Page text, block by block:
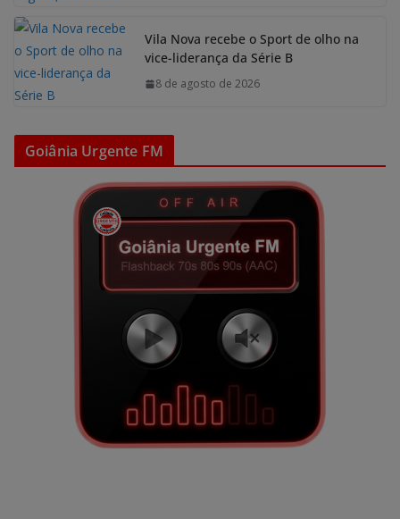
Vila Nova recebe o Sport de olho na
vice-liderança da Série B
8 de agosto de 2026
Goiânia Urgente FM